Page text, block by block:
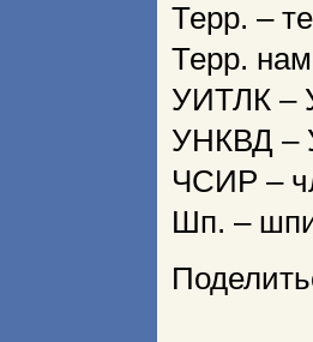
Терр. –
Терр.
УИТЛК –
УНКВД –
ЧСИР –
Шп. –